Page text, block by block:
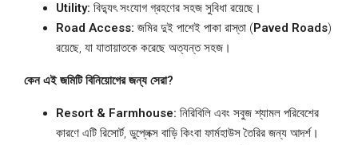
Utility: বিদ্যুৎ সংযোগ গ্রহণের সহজ সুবিধা রয়েছে।
Road Access: জমির দুই পাশেই পাকা রাস্তা (Paved Roads)
রয়েছে, যা যাতায়াতকে করেছে অত্যন্ত সহজ।
কেন এই জমিটি বিনিয়োগের জন্য সেরা?
Resort & Farmhouse: নিরিবিলি এবং সবুজ শ্যামল পরিবেশের
কারণে এটি রিসোর্ট, ডুপ্লেক্স বাড়ি কিংবা ফার্মহাউস তৈরির জন্য আদর্শ।